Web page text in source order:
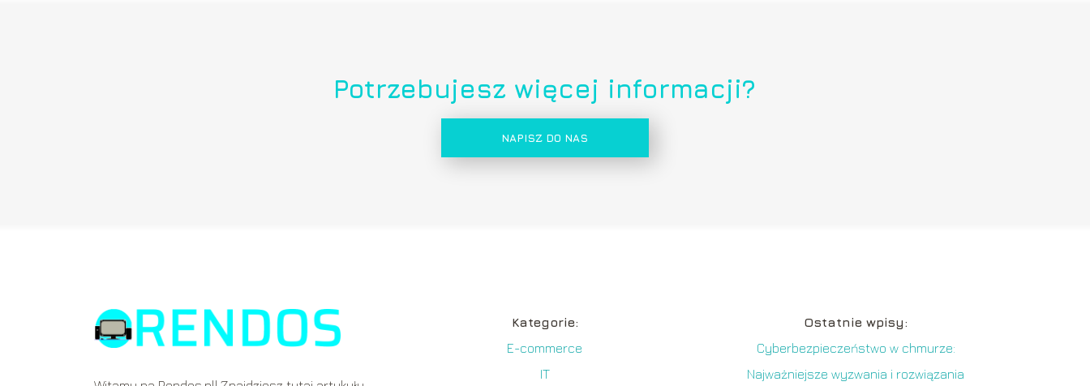
Potrzebujesz więcej informacji?
NAPISZ DO NAS
Kategorie:
E-commerce
IT
Ostatnie wpisy:
Cyberbezpieczeństwo w chmurze:
Najważniejsze wyzwania i rozwiązania